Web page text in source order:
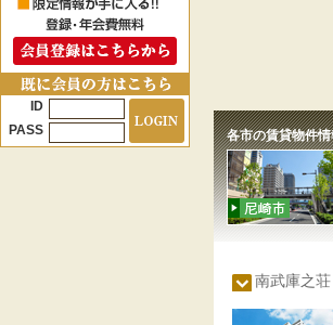
各市の賃貸物件
南武庫之
ID
PASS